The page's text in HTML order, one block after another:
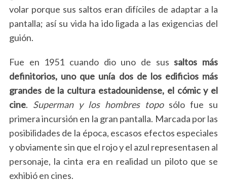
volar porque sus saltos eran difíciles de adaptar a la
pantalla; así su vida ha ido ligada a las exigencias del
guión.
Fue en 1951 cuando dio uno de sus saltos más
definitorios, uno que unía dos de los edificios más
grandes de la cultura estadounidense, el cómic y el
cine. Superman y los hombres toposólo fue su
primera incursión en la gran pantalla. Marcada por las
posibilidades de la época, escasos efectos especiales
y obviamente sin que el rojo y el azul representasen al
personaje, la cinta era en realidad un piloto que se
exhibió en cines.